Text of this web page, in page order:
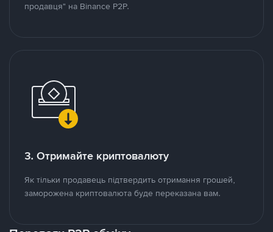
продавця" на Binance P2P.
3. Отримайте криптовалюту
Як тільки продавець підтвердить отримання грошей,
заморожена криптовалюта буде переказана вам.